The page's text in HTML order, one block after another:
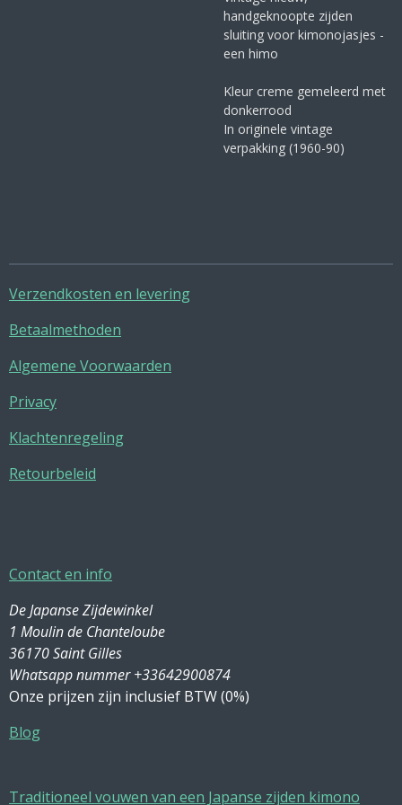
handgeknoopte zijden
sluiting voor kimonojasjes -
een himo
Kleur creme gemeleerd met
donkerrood
In originele vintage
verpakking (1960-90)
Verzendkosten en levering
Betaalmethoden
Algemene Voorwaarden
Privacy
Klachtenregeling
Retourbeleid
Contact en info
De Japanse Zijdewinkel
1 Moulin de Chanteloube
36170 Saint Gilles
Whatsapp nummer +33642900874
Onze prijzen zijn inclusief BTW (0%)
Blog
Traditioneel vouwen van een Japanse zijden kimono